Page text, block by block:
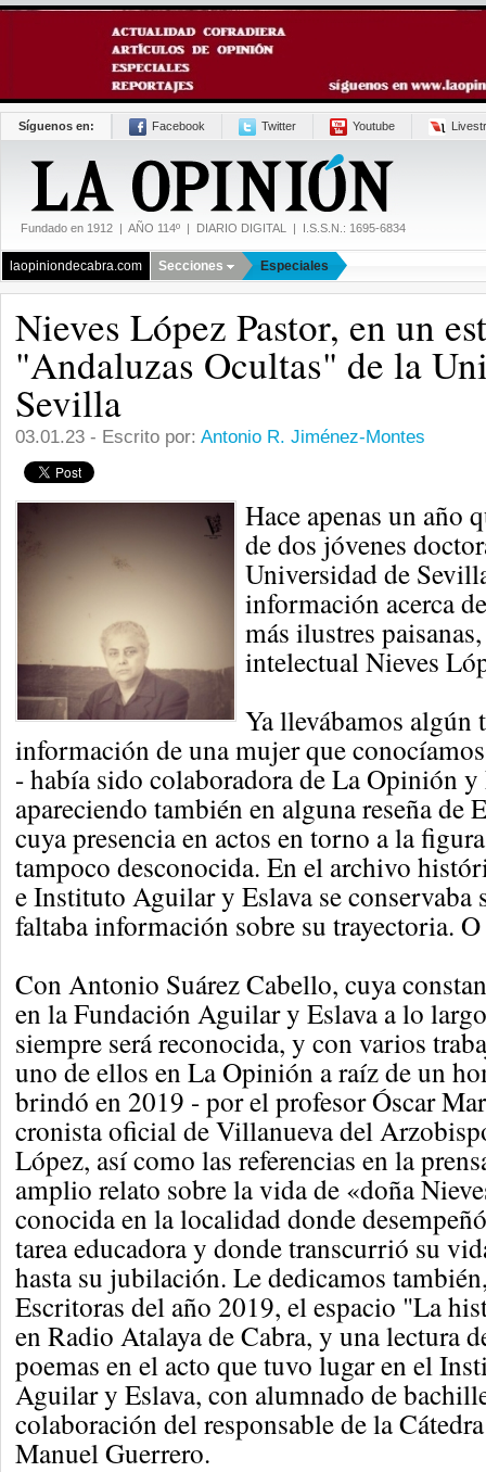
Síguenos en: Facebook Twitter Youtube
Fundado en 1912 | AÑO 114º | DIARIO DIGITAL | I.S.S.N.: 1695-6834
laopiniondecabra.com Secciones Especiales
Nieves López Pastor, en un
"Andaluzas Ocultas" de la
Sevilla
03.01.23 - Escrito por: Antonio R. Jiménez-Montes
Hace apenas un año
de dos jóvenes
Universidad de
información acerca
más ilustres
intelectual Nieves
Ya llevábamos algún
información de una mujer que
- había sido colaboradora de La Opinión
apareciendo también en alguna reseña de
cuya presencia en actos en torno a la
tampoco desconocida. En el archivo
e Instituto Aguilar y Eslava se conservaba
faltaba información sobre su trayectoria.
Con Antonio Suárez Cabello, cuya
en la Fundación Aguilar y Eslava a lo
siempre será reconocida, y con varios
uno de ellos en La Opinión a raíz de un
brindó en 2019 - por el profesor Óscar
cronista oficial de Villanueva del
López, así como las referencias en la
amplio relato sobre la vida de «doña
conocida en la localidad donde
tarea educadora y donde transcurrió su
hasta su jubilación. Le dedicamos
Escritoras del año 2019, el espacio "La
en Radio Atalaya de Cabra, y una lectura
poemas en el acto que tuvo lugar en el
Aguilar y Eslava, con alumnado de
colaboración del responsable de la
Manuel Guerrero.